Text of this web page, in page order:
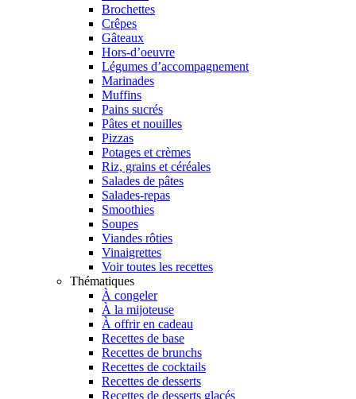
Brochettes
Crêpes
Gâteaux
Hors-d’oeuvre
Légumes d’accompagnement
Marinades
Muffins
Pains sucrés
Pâtes et nouilles
Pizzas
Potages et crèmes
Riz, grains et céréales
Salades de pâtes
Salades-repas
Smoothies
Soupes
Viandes rôties
Vinaigrettes
Voir toutes les recettes
Thématiques
À congeler
À la mijoteuse
À offrir en cadeau
Recettes de base
Recettes de brunchs
Recettes de cocktails
Recettes de desserts
Recettes de desserts glacés